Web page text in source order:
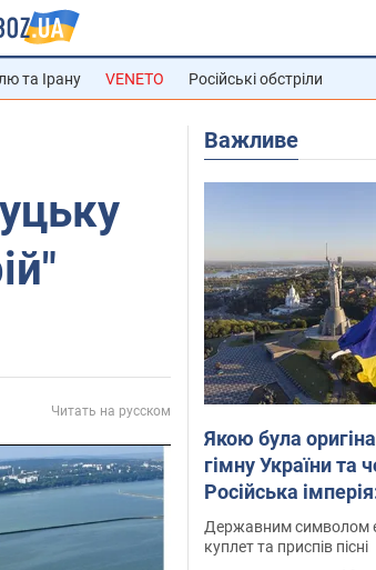
та Ірану VENETO Російські обстріли
Читать на русском
Важливе
Якою була
гімну України та
Російська
розповідають у
Державним символом
куплет та приспів пісні